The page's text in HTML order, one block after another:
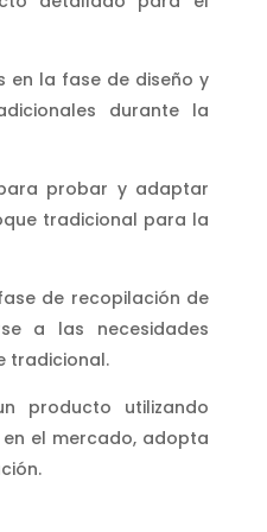
en la fase de diseño y
durante la
probar y adaptar
tradicional para la
de recopilación de
a las necesidades
tradicional.
producto utilizando
el mercado, adopta